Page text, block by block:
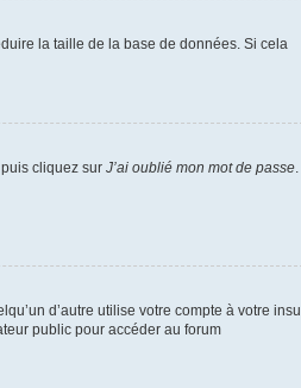
la taille de la base de données. Si cela
cliquez sur J’ai oublié mon mot de passe.
d’autre utilise votre compte à votre insu
public pour accéder au forum